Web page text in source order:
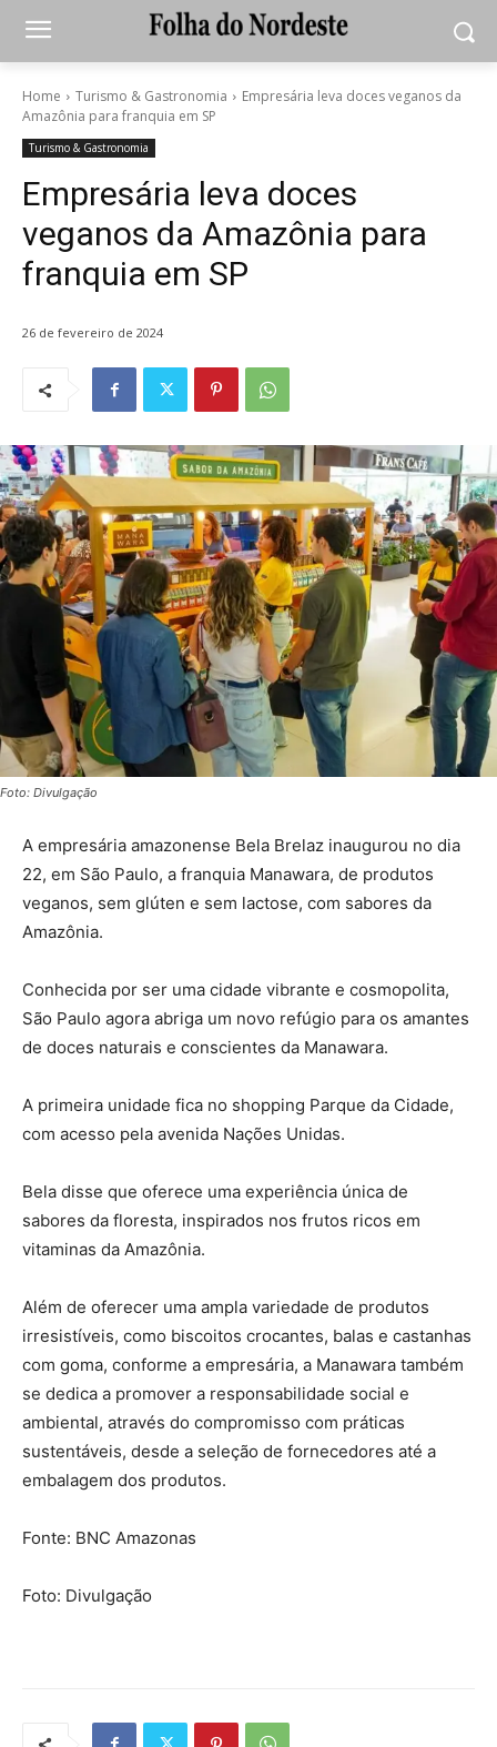
Home Turismo & Gastronomia
Empresária leva doces veganos da
Amazônia para franquia em SP
Turismo & Gastronomia
Empresária leva doces
veganos da Amazônia para
franquia em SP
26 de fevereiro de 2024
Foto: Divulgação
A empresária amazonense Bela Brelaz inaugurou no dia
22, em São Paulo, a franquia Manawara, de produtos
veganos, sem glúten e sem lactose, com sabores da
Amazônia.
Conhecida por ser uma cidade vibrante e cosmopolita,
São Paulo agora abriga um novo refúgio para os amantes
de doces naturais e conscientes da Manawara.
A primeira unidade fica no shopping Parque da Cidade,
com acesso pela avenida Nações Unidas.
Bela disse que oferece uma experiência única de
sabores da floresta, inspirados nos frutos ricos em
vitaminas da Amazônia.
Além de oferecer uma ampla variedade de produtos
irresistíveis, como biscoitos crocantes, balas e castanhas
com goma, conforme a empresária, a Manawara também
se dedica a promover a responsabilidade social e
ambiental, através do compromisso com práticas
sustentáveis, desde a seleção de fornecedores até a
embalagem dos produtos.
Fonte: BNC Amazonas
Foto: Divulgação